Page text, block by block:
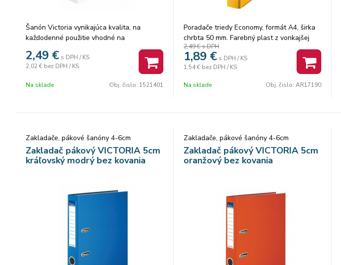
Šanón Victoria vynikajúca kvalita, na
každodenné použitie vhodné na
uchovávanie dokumentov A4 bez spodného
kovania, chráni nábytok zvonka PVC
povrch, zvnútra kartón v 11 farbách
otvorom
2,49 € s DPH / KS
2,02 € bez DPH / KS
Na sklade Obj. čislo: 1521401
Poradače triedy Economy, formát A4, širka
chrbta 50 mm. Farebný plast z vonkajšej
strany, papier z vnútornej strany, páková
mechanika, chrbtový otvor, radokrúžok,
kovové lišty, vymeniteľné štítky. Náhrada za
2,49 €s DPH
1,89 € s DPH / KS
1,54 € bez DPH / KS
Na sklade Obj. čislo: AR17190
Zakladače, pákové šanóny 4-6cm
Zakladač pákový VICTORIA 5cm
kráľovský modrý bez kovania
Zakladače, pákové šanóny 4-6cm
Zakladač pákový VICTORIA 5cm
oranžový bez kovania